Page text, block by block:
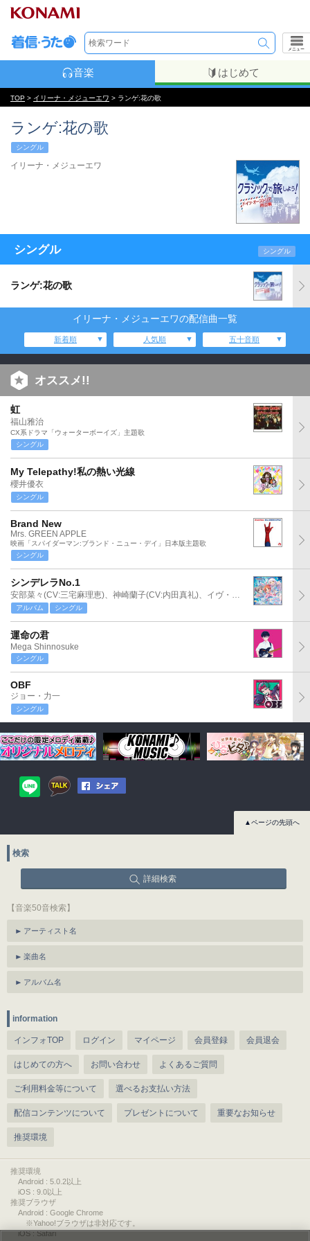
メニュー
音楽 はじめて
TOP > イリーナ・メジューエワ > ランゲ:花の歌
ランゲ:花の歌
シングル
イリーナ・メジューエワ
シングル シングル
ランゲ:花の歌
イリーナ・メジューエワの配信曲一覧
新着順 人気順 五十音順
オススメ!!
虹
福山雅治
CX系ドラマ「ウォーターボーイズ」主題歌
シングル
My Telepathy!私の熱い光線
櫻井優衣
シングル
Brand New
Mrs. GREEN APPLE
映画「スパイダーマン:ブランド・ニュー・デイ」日本版主題歌
シングル
シンデレラNo.1
安部菜々(CV:三宅麻理恵)、神崎蘭子(CV:内田真礼)、イヴ・サンタクロース(CV:松永あかね)
アルバム シングル
運命の君
Mega Shinnosuke
シングル
OBF
ジョー・力一
シングル
▲ページの先頭へ
検索
詳細検索
【音楽50音検索】
アーティスト名
楽曲名
アルバム名
information
インフォTOP ログイン マイページ 会員登録 会員退会
はじめての方へ お問い合わせ よくあるご質問
ご利用料金等について 選べるお支払い方法
配信コンテンツについて プレゼントについて 重要なお知らせ
推奨環境
推奨環境
Android : 5.0.2以上
iOS : 9.0以上
推奨ブラウザ
Android : Google Chrome
※Yahoo!ブラウザは非対応です。
iOS : Safari